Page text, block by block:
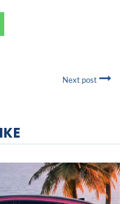
Next post